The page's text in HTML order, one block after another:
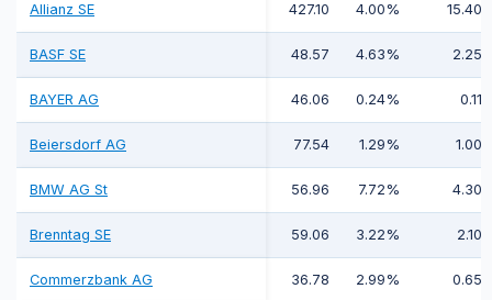
Allianz SE 427.10 4.00% 15.40
BASF SE 48.57 4.63% 2.25
BAYER AG 46.06 0.24% 0.11
Beiersdorf AG 77.54 1.29% 1.00
BMW AG St 56.96 7.72% 4.30
Brenntag SE 59.06 3.22% 2.10
Commerzbank AG 36.78 2.99% 0.65